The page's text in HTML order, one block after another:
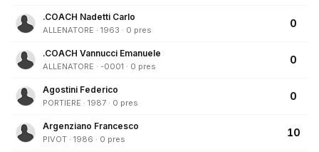
.COACH Nadetti Carlo
ALLENATORE · 1963 · 0 pres
0
.COACH Vannucci Emanuele
ALLENATORE · -0001 · 0 pres
0
Agostini Federico
PORTIERE · 1987 · 0 pres
0
Argenziano Francesco
PIVOT · 1986 · 0 pres
10